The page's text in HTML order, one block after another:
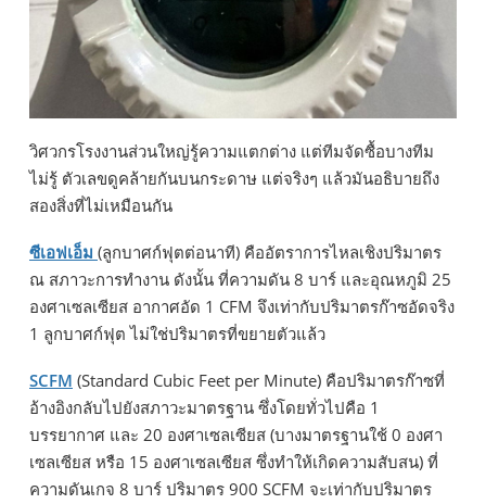
วิศวกรโรงงานส่วนใหญ่รู้ความแตกต่าง แต่ทีมจัดซื้อบางทีม
ไม่รู้ ตัวเลขดูคล้ายกันบนกระดาษ แต่จริงๆ แล้วมันอธิบายถึง
สองสิ่งที่ไม่เหมือนกัน
ซีเอฟเอ็ม (ลูกบาศก์ฟุตต่อนาที) คืออัตราการไหลเชิงปริมาตร
ณ สภาวะการทำงาน ดังนั้น ที่ความดัน 8 บาร์ และอุณหภูมิ 25
องศาเซลเซียส อากาศอัด 1 CFM จึงเท่ากับปริมาตรก๊าซอัดจริง
1 ลูกบาศก์ฟุต ไม่ใช่ปริมาตรที่ขยายตัวแล้ว
SCFM (Standard Cubic Feet per Minute) คือปริมาตรก๊าซที่
อ้างอิงกลับไปยังสภาวะมาตรฐาน ซึ่งโดยทั่วไปคือ 1
บรรยากาศ และ 20 องศาเซลเซียส (บางมาตรฐานใช้ 0 องศา
เซลเซียส หรือ 15 องศาเซลเซียส ซึ่งทำให้เกิดความสับสน) ที่
ความดันเกจ 8 บาร์ ปริมาตร 900 SCFM จะเท่ากับปริมาตร